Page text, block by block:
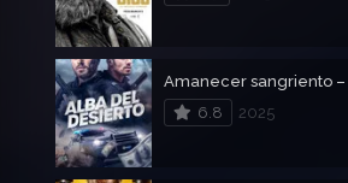
Amanecer sangriento –
6.8
2025